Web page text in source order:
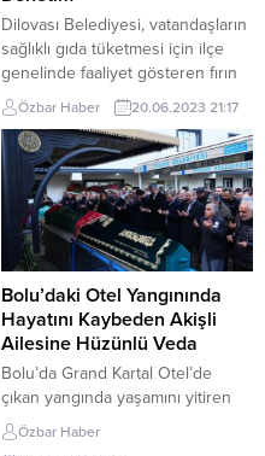
Dilovası Belediyesi, vatandaşların
sağlıklı gıda tüketmesi için ilçe
genelinde faaliyet gösteren fırın
ve unlu mamüller üreten
işletmelerin denetimlerine devam
ediyor. Denetimlerde iş yerlerinin
temizliği, fiziksel kontroller,
çalışanların durumu, hamur
kesme, terazi, lavabo, WC ve
soyunma kabinleri, depolanan
unların üretim ve son kullanma
tarihleri, hijyen eğitim belgeleri,
ruhsat ve ürünlerin gramajları,...
Özbar Haber 20.06.2023 21:17
Bolu’daki Otel Yangınında
Hayatını Kaybeden Akişli
Ailesine Hüzünlü Veda
Bolu’da Grand Kartal Otel’de
çıkan yangında yaşamını yitiren
Gülçin Akişli, oğlu Şenol Akişli ve
Şenol Akişli’nin kızı Mina Akişli,
Özbar Haber